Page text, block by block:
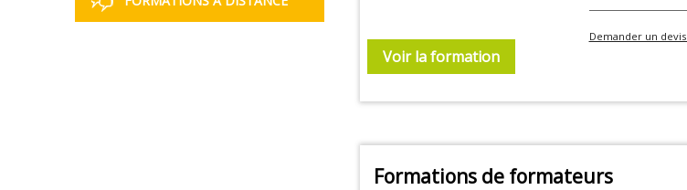
Voir la formation
Demander un devis
Formations de formateurs